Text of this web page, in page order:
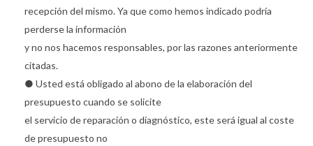
recepción del mismo. Ya que como hemos indicado podría
perderse la información
y no nos hacemos responsables, por las razones anteriormente
citadas.
● Usted está obligado al abono de la elaboración del
presupuesto cuando se solicite
el servicio de reparación o diagnóstico, este será igual al coste
de presupuesto no